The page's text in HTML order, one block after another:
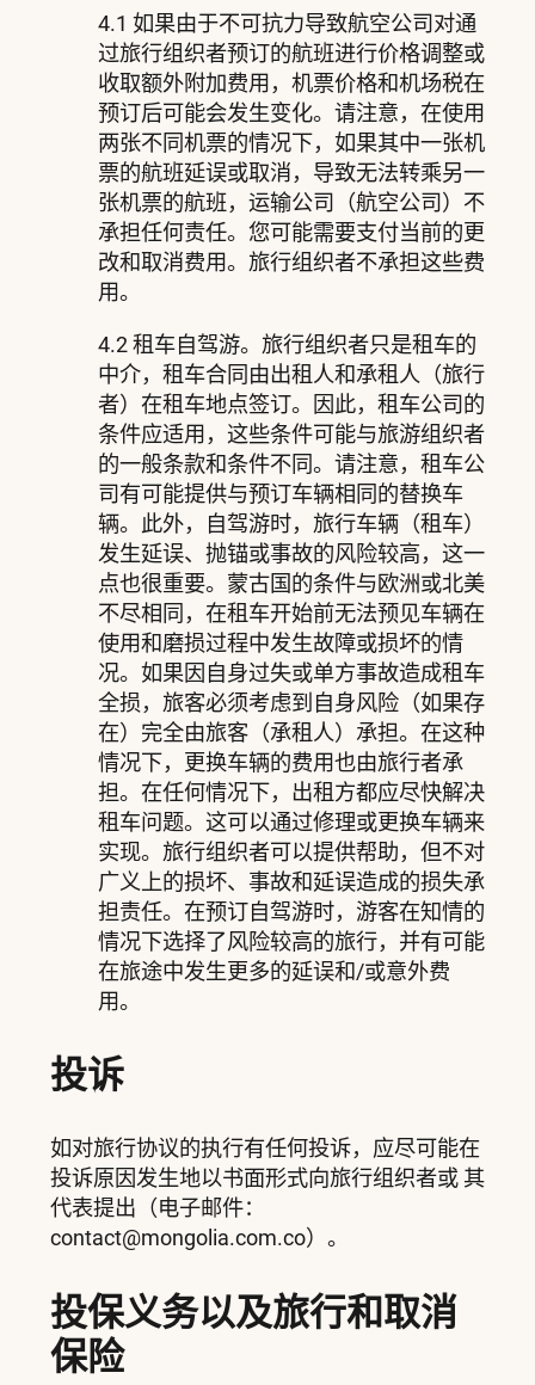
4.1 如果由于不可抗力导致航空公司对通
过旅行组织者预订的航班进行价格调整或
收取额外附加费用，机票价格和机场税在
预订后可能会发生变化。请注意，在使用
两张不同机票的情况下，如果其中一张机
票的航班延误或取消，导致无法转乘另一
张机票的航班，运输公司（航空公司）不
承担任何责任。您可能需要支付当前的更
改和取消费用。旅行组织者不承担这些费
用。
4.2 租车自驾游。旅行组织者只是租车的
中介，租车合同由出租人和承租人（旅行
者）在租车地点签订。因此，租车公司的
条件应适用，这些条件可能与旅游组织者
的一般条款和条件不同。请注意，租车公
司有可能提供与预订车辆相同的替换车
辆。此外，自驾游时，旅行车辆（租车）
发生延误、抛锚或事故的风险较高，这一
点也很重要。蒙古国的条件与欧洲或北美
不尽相同，在租车开始前无法预见车辆在
使用和磨损过程中发生故障或损坏的情
况。如果因自身过失或单方事故造成租车
全损，旅客必须考虑到自身风险（如果存
在）完全由旅客（承租人）承担。在这种
情况下，更换车辆的费用也由旅行者承
担。在任何情况下，出租方都应尽快解决
租车问题。这可以通过修理或更换车辆来
实现。旅行组织者可以提供帮助，但不对
广义上的损坏、事故和延误造成的损失承
担责任。在预订自驾游时，游客在知情的
情况下选择了风险较高的旅行，并有可能
在旅途中发生更多的延误和/或意外费
用。
投诉
如对旅行协议的执行有任何投诉，应尽可能在
投诉原因发生地以书面形式向旅行组织者或 其
代表提出（电子邮件：
contact@mongolia.com.co）。
投保义务以及旅行和取消
保险